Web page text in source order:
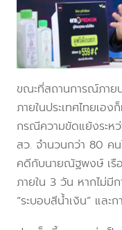
ขณะที่สถานการณ์ภาย
ภายในประเทศไทยเอ
กรณีความขัดแย้งระห
สว. จำนวนกว่า 80 ค
คดีกับนายณัฐพงษ์ เรื
ภายใน 3 วัน หากไม่มี
“ระบอบสีน้ำเงิน” และ